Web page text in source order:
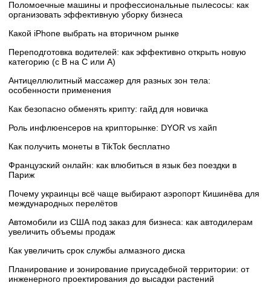
Поломоечные машины и профессиональные пылесосы: как
организовать эффективную уборку бизнеса
Какой iPhone выбрать на вторичном рынке
Переподготовка водителей: как эффективно открыть новую
категорию (с B на C или А)
Антицеллюлитный массажер для разных зон тела:
особенности применения
Как безопасно обменять крипту: гайд для новичка
Роль инфлюенсеров на крипторынке: DYOR vs хайп
Как получить монеты в TikTok бесплатно
Французский онлайн: как влюбиться в язык без поездки в
Париж
Почему украинцы всё чаще выбирают аэропорт Кишинёва для
международных перелётов
Автомобили из США под заказ для бизнеса: как автодилерам
увеличить объемы продаж
Как увеличить срок службы алмазного диска
Планирование и зонирование приусадебной территории: от
инженерного проектирования до высадки растений